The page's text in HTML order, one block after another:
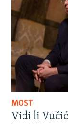
MOST
Vidi li